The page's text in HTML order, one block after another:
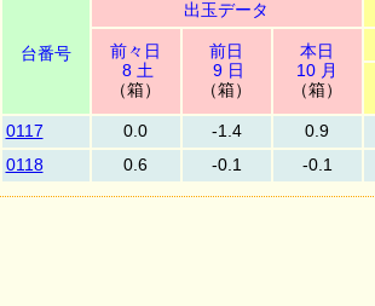
台番号
出玉データ
前々日
8 土
（箱）
前日
9 日
（箱）
本日
10 月
（箱）
0117 0.0 -1.4
0.9
0118
0.6 -0.1 -0.1